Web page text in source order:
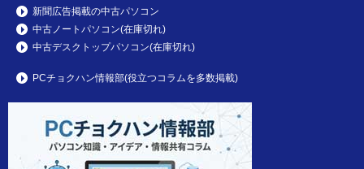
新聞広告掲載の中古パソコン
中古ノートパソコン(在庫切れ)
中古デスクトップパソコン(在庫切れ)
PCチョクハン情報部(役立つコラムを多数掲載)